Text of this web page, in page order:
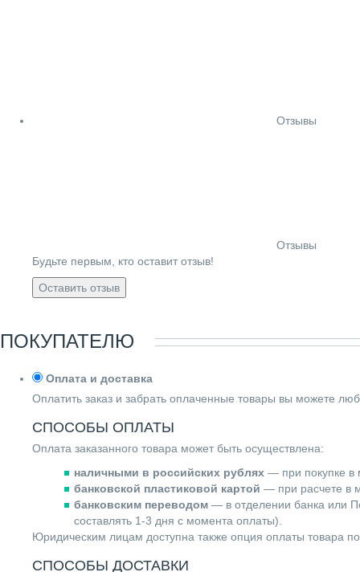
Отзывы
Отзывы
Будьте первым, кто оставит отзыв!
Оставить отзыв
ПОКУПАТЕЛЮ
Оплата и доставка
Оплатить заказ и забрать оплаченные товары вы можете
СПОСОБЫ ОПЛАТЫ
Оплата заказанного товара может быть осуществлена:
наличными в российских рублях — при покупке в
банковской пластиковой картой — при расчете в
банковским переводом — в отделении банка или
составлять 1-3 дня с момента оплаты).
Юридическим лицам доступна также опция оплаты товара
СПОСОБЫ ДОСТАВКИ